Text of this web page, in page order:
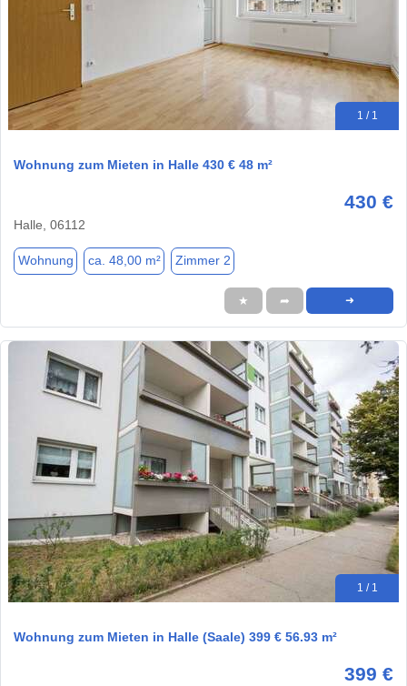
1 / 1
Wohnung zum Mieten in Halle 430 € 48 m²
430 €
Halle, 06112
Wohnung ca. 48,00 m² Zimmer 2
★ ➦ ➜
1 / 1
Wohnung zum Mieten in Halle (Saale) 399 € 56.93 m²
399 €